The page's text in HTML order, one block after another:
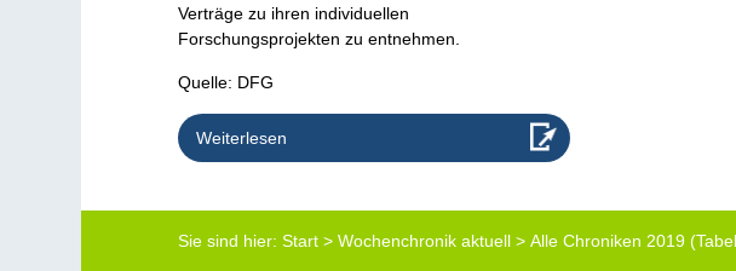
Verträge zu ihren individuellen
Forschungsprojekten zu entnehmen.
Quelle: DFG
Weiterlesen
Sie sind hier: Start >Wochenchronik aktuell >Alle Chroniken 2019